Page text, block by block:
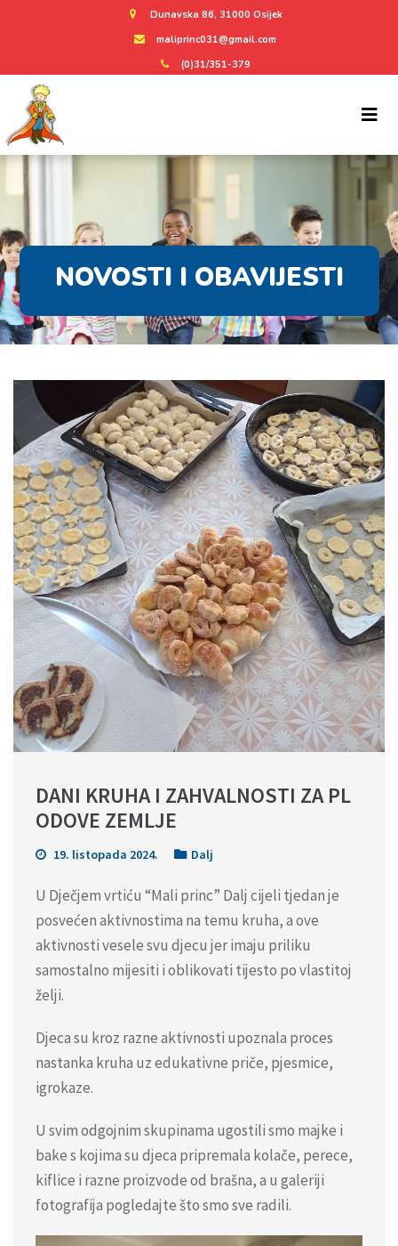
Dunavska 86, 31000 Osijek
maliprinc031@gmail.com
(0)31/351-379
NOVOSTI I OBAVIJESTI
DANI KRUHA I ZAHVALNOSTI ZA PL
ODOVE ZEMLJE
19. listopada 2024. Dalj
U Dječjem vrtiću “Mali princ” Dalj cijeli tjedan je
posvećen aktivnostima na temu kruha, a ove
aktivnosti vesele svu djecu jer imaju priliku
samostalno mijesiti i oblikovati tijesto po vlastitoj
želji.
Djeca su kroz razne aktivnosti upoznala proces
nastanka kruha uz edukativne priče, pjesmice,
igrokaze.
U svim odgojnim skupinama ugostili smo majke i
bake s kojima su djeca pripremala kolače, perece,
kiflice i razne proizvode od brašna, a u galeriji
fotografija pogledajte što smo sve radili.